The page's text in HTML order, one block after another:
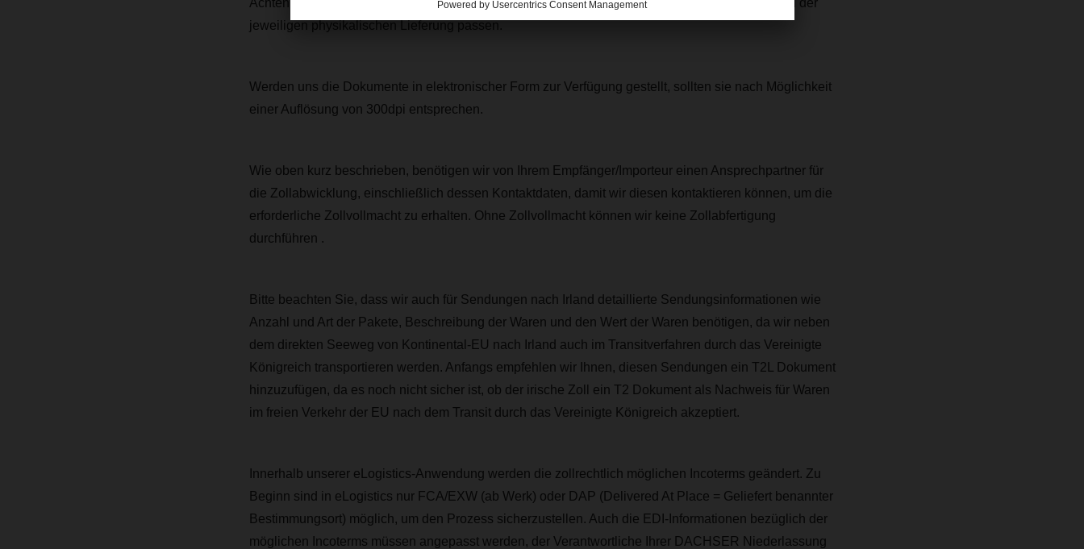
Achten Sie auf eine hohe Datenqualität der Informationen - die Dokumente müssen eindeutig zu der
jeweiligen physikalischen Lieferung passen.
Werden uns die Dokumente in elektronischer Form zur Verfügung gestellt, sollten sie nach Möglichkeit
einer Auflösung von 300dpi entsprechen.
Wie oben kurz beschrieben, benötigen wir von Ihrem Empfänger/Importeur einen Ansprechpartner für
die Zollabwicklung, einschließlich dessen Kontaktdaten, damit wir diesen kontaktieren können, um die
erforderliche Zollvollmacht zu erhalten. Ohne Zollvollmacht können wir keine Zollabfertigung
durchführen .
Bitte beachten Sie, dass wir auch für Sendungen nach Irland detaillierte Sendungsinformationen wie
Anzahl und Art der Pakete, Beschreibung der Waren und den Wert der Waren benötigen, da wir neben
dem direkten Seeweg von Kontinental-EU nach Irland auch im Transitverfahren durch das Vereinigte
Königreich transportieren werden. Anfangs empfehlen wir Ihnen, diesen Sendungen ein T2L Dokument
hinzuzufügen, da es noch nicht sicher ist, ob der irische Zoll ein T2 Dokument als Nachweis für Waren
im freien Verkehr der EU nach dem Transit durch das Vereinigte Königreich akzeptiert.
Innerhalb unserer eLogistics-Anwendung werden die zollrechtlich möglichen Incoterms geändert. Zu
Beginn sind in eLogistics nur FCA/EXW (ab Werk) oder DAP (Delivered At Place = Geliefert benannter
Bestimmungsort) möglich, um den Prozess sicherzustellen. Auch die EDI-Informationen bezüglich der
möglichen Incoterms müssen angepasst werden, der Verantwortliche Ihrer DACHSER Niederlassung